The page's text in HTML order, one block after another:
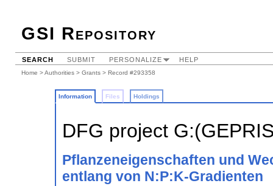
GSI Repository
SEARCH SUBMIT PERSONALIZE HELP
Home >Authorities > Grants > Record #293358
Information Files Holdings
DFG project
Pflanzeneigenschaften und
entlang von N:P:K-Gradienten